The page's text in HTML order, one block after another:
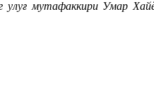
мутафаккири Умар